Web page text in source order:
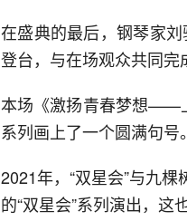
在盛典的最后，钢琴家
登台，与在场观众共同完
本场《激扬青春梦想——
系列画上了一个圆满句号。
2021年，“双星会”与九
的“双星会”系列演出，这